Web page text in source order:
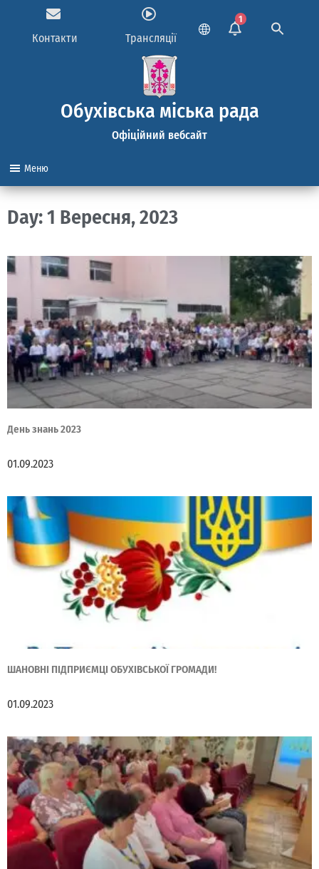
Контакти Трансляції
1
Обухівська міська рада
Офіційний вебсайт
Меню
Day: 1 Вересня, 2023
День знань 2023
01.09.2023
ШАНОВНІ ПІДПРИЄМЦІ ОБУХІВСЬКОЇ ГРОМАДИ!
01.09.2023